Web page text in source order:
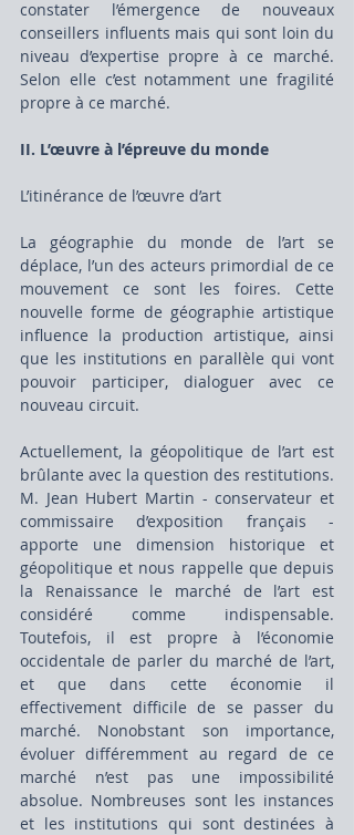
constater l’émergence de nouveaux
conseillers influents mais qui sont loin du
niveau d’expertise propre à ce marché.
Selon elle c’est notamment une fragilité
propre à ce marché.
II. L’œuvre à l’épreuve du monde
L’itinérance de l’œuvre d’art
La géographie du monde de l’art se
déplace, l’un des acteurs primordial de ce
mouvement ce sont les foires. Cette
nouvelle forme de géographie artistique
influence la production artistique, ainsi
que les institutions en parallèle qui vont
pouvoir participer, dialoguer avec ce
nouveau circuit.
Actuellement, la géopolitique de l’art est
brûlante avec la question des restitutions.
M. Jean Hubert Martin - conservateur et
commissaire d’exposition français -
apporte une dimension historique et
géopolitique et nous rappelle que depuis
la Renaissance le marché de l’art est
considéré comme indispensable.
Toutefois, il est propre à l’économie
occidentale de parler du marché de l’art,
et que dans cette économie il
effectivement difficile de se passer du
marché. Nonobstant son importance,
évoluer différemment au regard de ce
marché n’est pas une impossibilité
absolue. Nombreuses sont les instances
et les institutions qui sont destinées à